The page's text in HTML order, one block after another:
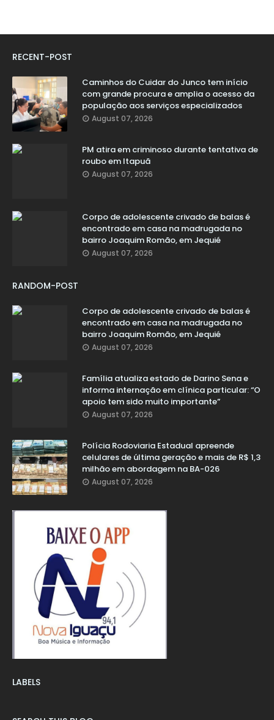
RECENT-POST
Caminhos do Cuidar do Junco tem início
com grande procura e amplia o acesso da
população aos serviços especializados
August 07, 2026
PM atira em criminoso durante tentativa de
roubo em Itapuã
August 07, 2026
Corpo de adolescente crivado de balas é
encontrado em casa na madrugada no
bairro Joaquim Romão, em Jequié
August 07, 2026
RANDOM-POST
Corpo de adolescente crivado de balas é
encontrado em casa na madrugada no
bairro Joaquim Romão, em Jequié
August 07, 2026
Família atualiza estado de Darino Sena e
informa internação em clínica particular: “O
apoio tem sido muito importante”
August 07, 2026
Polícia Rodoviaria Estadual apreende
celulares de última geração e mais de R$ 1,3
milhão em abordagem na BA-026
August 07, 2026
LABELS